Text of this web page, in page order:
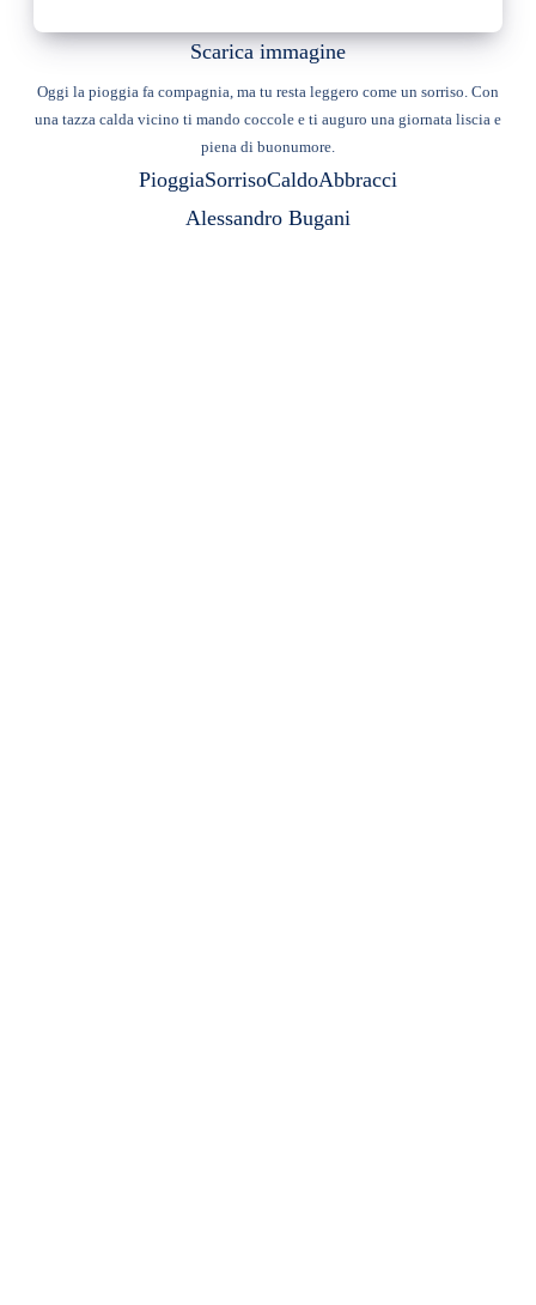
Scarica immagine
Oggi la pioggia fa compagnia, ma tu resta leggero come un sorriso. Con
una tazza calda vicino ti mando coccole e ti auguro una giornata liscia e
piena di buonumore.
PioggiaSorrisoCaldoAbbracci
Alessandro Bugani